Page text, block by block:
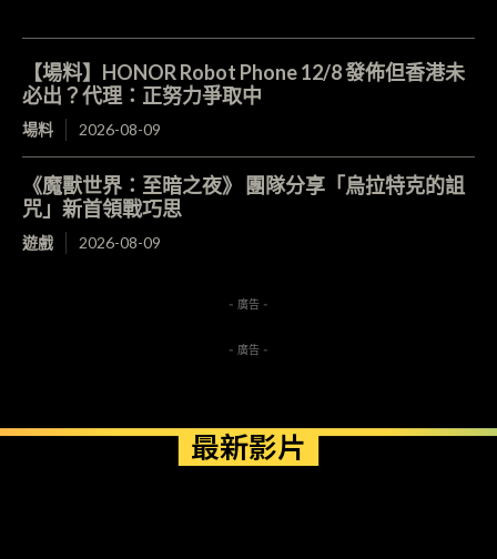
【場料】HONOR Robot Phone 12/8 發佈但香港未
必出？代理：正努力爭取中
場料 2026-08-09
《魔獸世界：至暗之夜》 團隊分享「烏拉特克的詛
咒」新首領戰巧思
遊戲 2026-08-09
- 廣告 -
- 廣告 -
最新影片